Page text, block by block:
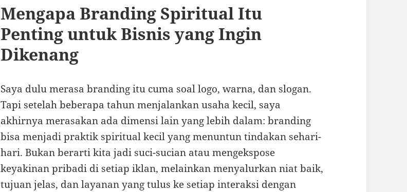
Mengapa Branding Spiritual Itu
Penting untuk Bisnis yang Ingin
Dikenang
Saya dulu merasa branding itu cuma soal logo, warna, dan slogan.
Tapi setelah beberapa tahun menjalankan usaha kecil, saya
akhirnya merasakan ada dimensi lain yang lebih dalam: branding
bisa menjadi praktik spiritual kecil yang menuntun tindakan sehari-
hari. Bukan berarti kita jadi suci-sucian atau mengekspose
keyakinan pribadi di setiap iklan, melainkan menyalurkan niat baik,
tujuan jelas, dan layanan yang tulus ke setiap interaksi dengan